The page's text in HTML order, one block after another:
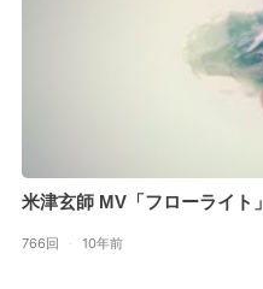
米津玄師 MV「フローライト」
766回 · 10年前